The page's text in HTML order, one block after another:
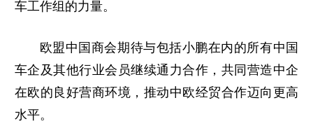
车工作组的力量。
欧盟中国商会期待与包括小鹏在内的所有中国
车企及其他行业会员继续通力合作，共同营造中企
在欧的良好营商环境，推动中欧经贸合作迈向更高
水平。